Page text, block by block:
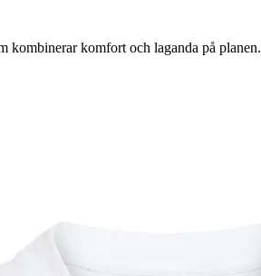
kombinerar komfort och laganda på planen.